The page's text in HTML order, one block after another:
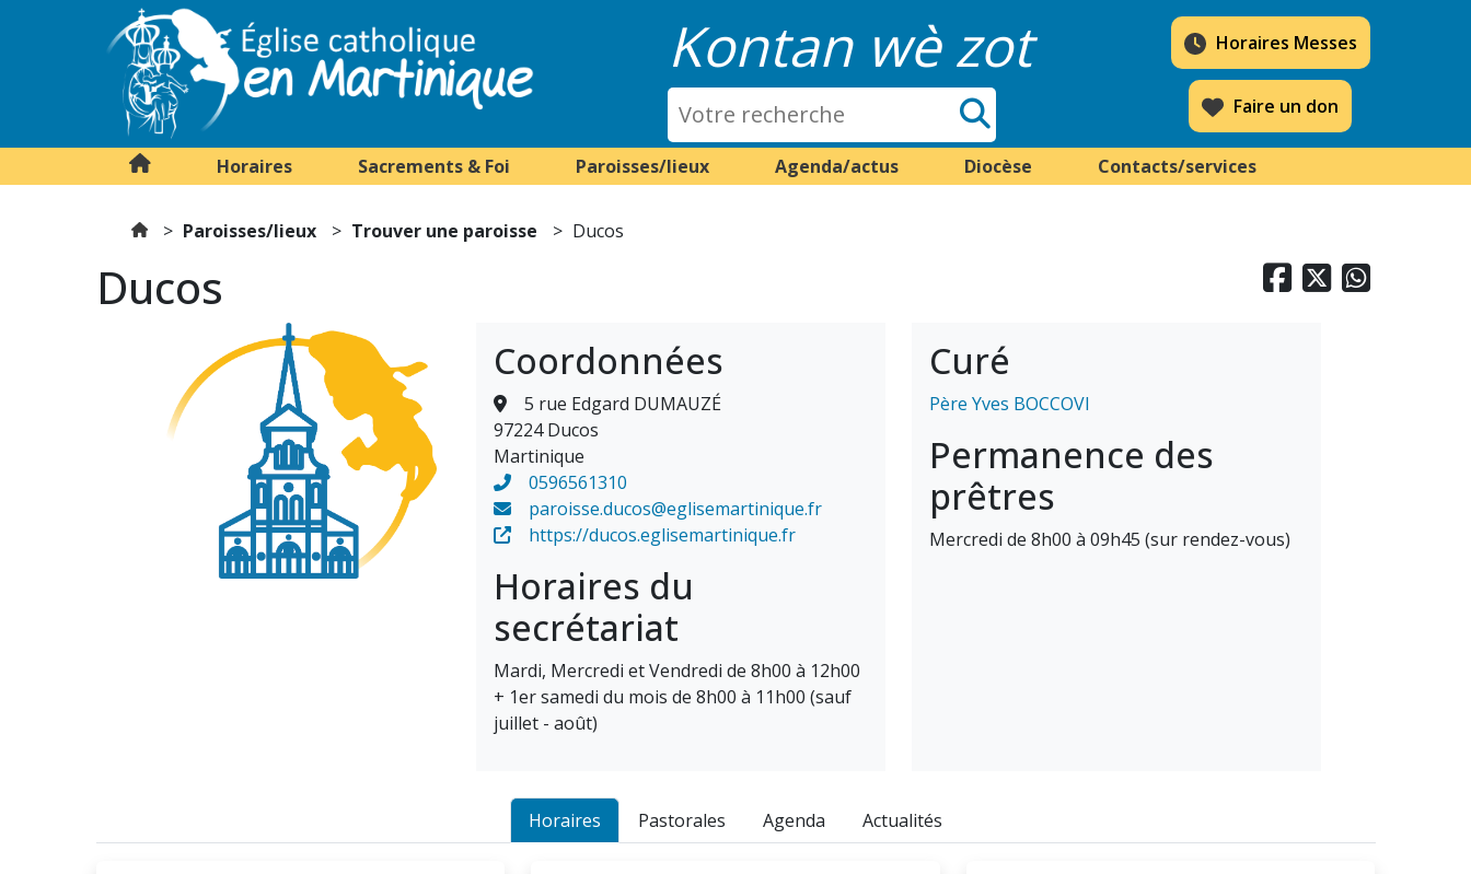
Kontan wè zot Horaires Messes
Faire un don
Horaires Sacrements & Foi Paroisses/lieux Agenda/actus Diocèse Contacts/services
Paroisses/lieux Trouver une paroisse Ducos
  
Ducos
Coordonnées
5 rue Edgard DUMAUZÉ
97224 Ducos
Martinique
0596561310
paroisse.ducos@eglisemartinique.fr
https://ducos.eglisemartinique.fr
Horaires du
secrétariat
Mardi, Mercredi et Vendredi de 8h00 à 12h00
+ 1er samedi du mois de 8h00 à 11h00 (sauf
juillet - août)
Curé
Père Yves BOCCOVI
Permanence des
prêtres
Mercredi de 8h00 à 09h45 (sur rendez-vous)
Horaires Pastorales Agenda Actualités